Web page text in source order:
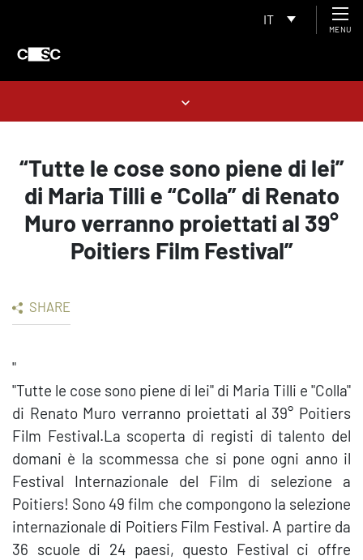
IT
MENU
“Tutte le cose sono piene di lei”
di Maria Tilli e “Colla” di Renato
Muro verranno proiettati al 39°
Poitiers Film Festival”
SHARE
"
"Tutte le cose sono piene di lei" di Maria Tilli e "Colla"
di Renato Muro verranno proiettati al 39° Poitiers
Film Festival.La scoperta di registi di talento del
domani è la scommessa che si pone ogni anno il
Festival Internazionale del Film di selezione a
Poitiers! Sono 49 film che compongono la selezione
internazionale di Poitiers Film Festival. A partire da
36 scuole di 24 paesi, questo Festival ci offre